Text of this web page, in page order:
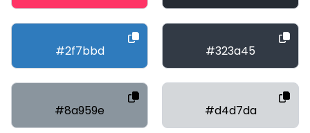
#2f7bbd #323a45
#8a959e #d4d7da